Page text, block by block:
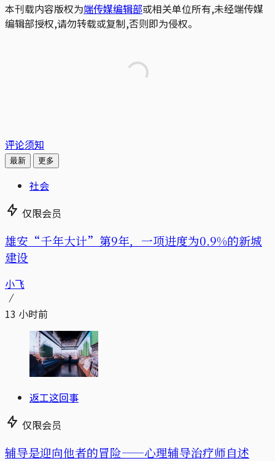
本刊载内容版权为端传媒编辑部或相关单位所有,未经端传媒
编辑部授权,请勿转载或复制,否则即为侵权。
评论须知
最新 更多
社会
仅限会员
雄安“千年大计”第9年，一项进度为0.9%的新城
建设
小飞
13 小时前
返工这回事
仅限会员
辅导是迎向他者的冒险——心理辅导治疗师自述